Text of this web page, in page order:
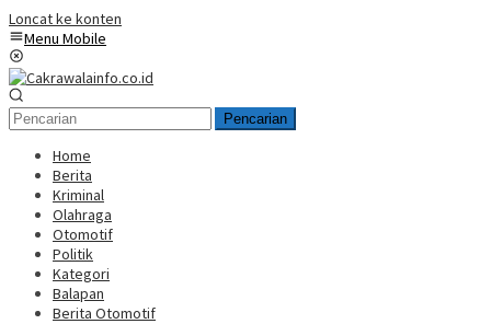
Loncat ke konten
Menu Mobile
Pencarian
Home
Berita
Kriminal
Olahraga
Otomotif
Politik
Kategori
Balapan
Berita Otomotif